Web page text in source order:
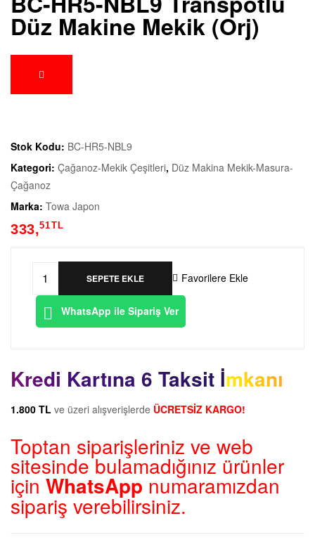
Düz Makine Mekik (Orj)
Stok Kodu: BC-HR5-NBL9
Kategori: Çağanoz-Mekik Çeşitleri, Düz Makina Mekik-Masura-
Çağanoz
Marka: Towa Japon
333,51TL
SEPETE EKLE Favorilere Ekle
WhatsApp ile Sipariş Ver
Kredi Kartına 6 Taksit İmkanı
1.800 TL ve üzeri alışverişlerde ÜCRETSİZ KARGO!
Toptan siparişleriniz ve web
sitesinde bulamadığınız ürünler
için WhatsApp numaramızdan
sipariş verebilirsiniz.